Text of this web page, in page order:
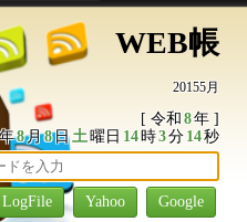
WEB帳
20155月
[ 令和 8年 ]
年8月8日土曜日 14 時3分 14秒